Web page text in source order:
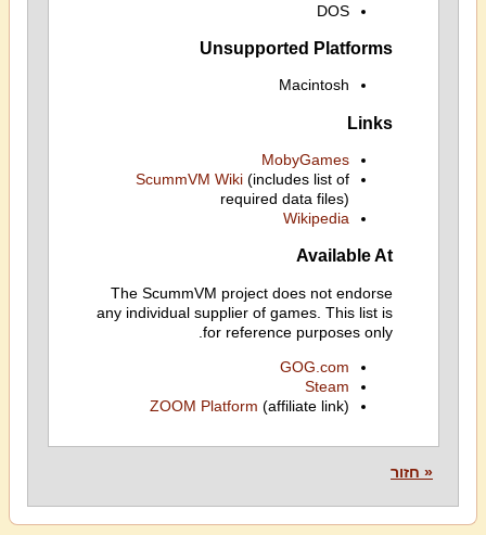
DOS
Unsupported Platforms
Macintosh
Links
MobyGames
ScummVM Wiki(includes list of
required data files)
Wikipedia
Available At
The ScummVM project does not endorse
any individual supplier of games. This list is
for reference purposes only.
GOG.com
Steam
ZOOM Platform (affiliate link)
« חזור